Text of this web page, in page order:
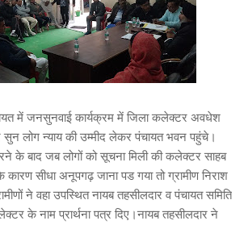
में जनसुनवाई कार्यक्रम में जिला कलेक्टर अवधेश
लोग न्याय की उम्मीद लेकर पंचायत भवन पहुंचे।
के बाद जब लोगों को सूचना मिली की कलेक्टर साहब
सीधा अनूपगढ़ जाना पड गया तो ग्रामीण निराश
ने वहा उपस्थित नायब तहसीलदार व पंचायत समिति
के नाम प्रार्थना पत्र दिए।नायब तहसीलदार ने